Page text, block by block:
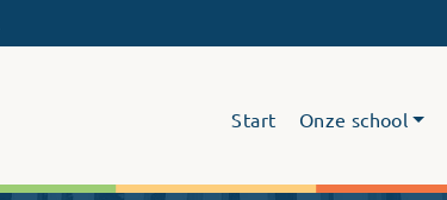
Start Onze school